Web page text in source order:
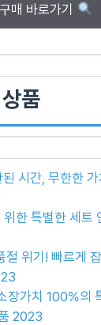
구매 바로가기
품
시간, 무한한
한 특별한 세트
위기! 빠르게
가치 100%의
2023